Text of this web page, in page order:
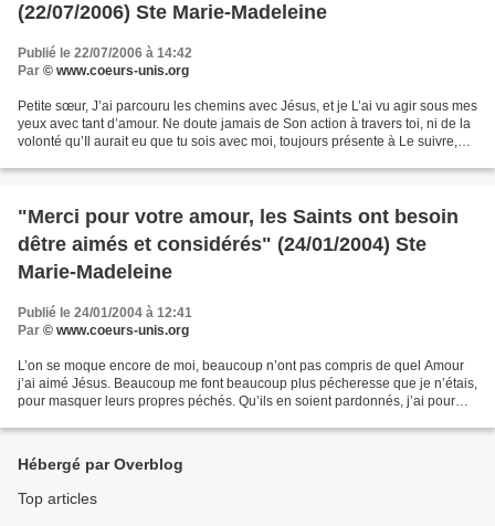
(22/07/2006) Ste Marie-Madeleine
Publié le 22/07/2006 à 14:42
Par © www.coeurs-unis.org
Petite sœur, J’ai parcouru les chemins avec Jésus, et je L’ai vu agir sous mes
yeux avec tant d’amour. Ne doute jamais de Son action à travers toi, ni de la
volonté qu’Il aurait eu que tu sois avec moi, toujours présente à Le suivre,
"Merci pour votre amour, les Saints ont besoin
dêtre aimés et considérés" (24/01/2004) Ste
Marie-Madeleine
Publié le 24/01/2004 à 12:41
Par © www.coeurs-unis.org
L’on se moque encore de moi, beaucoup n’ont pas compris de quel Amour
j’ai aimé Jésus. Beaucoup me font beaucoup plus pécheresse que je n’étais,
pour masquer leurs propres péchés. Qu’ils en soient pardonnés, j’ai pour
Hébergé par Overblog
Top articles